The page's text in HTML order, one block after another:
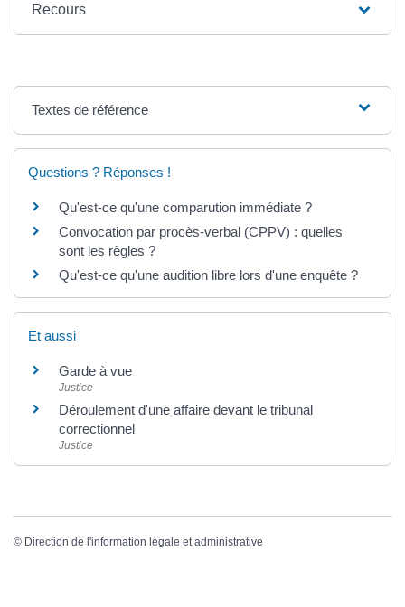
Recours
Textes de référence
Questions ? Réponses !
Qu'est-ce qu'une comparution immédiate ?
Convocation par procès-verbal (CPPV) : quelles
sont les règles ?
Qu'est-ce qu'une audition libre lors d'une enquête ?
Et aussi
Garde à vue
Justice
Déroulement d'une affaire devant le tribunal
correctionnel
Justice
© Direction de l'information légale et administrative